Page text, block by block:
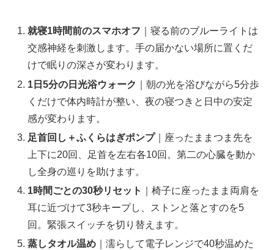
就寝1時間前のスマホオフ ｜寝る前のブルーライトは
交感神経を刺激します。手の届かない場所に置くだ
けで眠りの深さが変わります。
1日5分の日光浴ウォーク
｜朝の光を浴びながら5分歩
くだけで体内時計が整い、夜の寝つきと日中の安定
感が変わります。
足首回し＋ふくらはぎポンプ｜座ったままつま先を
上下に20回、足首を左右各10回。第二の心臓を動か
し全身の巡りを助けます。
1時間ごとの30秒リセット
｜椅子に座ったまま両肩を
耳に近づけて3秒キープし、ストンと落とすのを5
回。緊張スイッチを切り替えます。
蒸しタオル温め ｜濡らして電子レンジで40秒温めた